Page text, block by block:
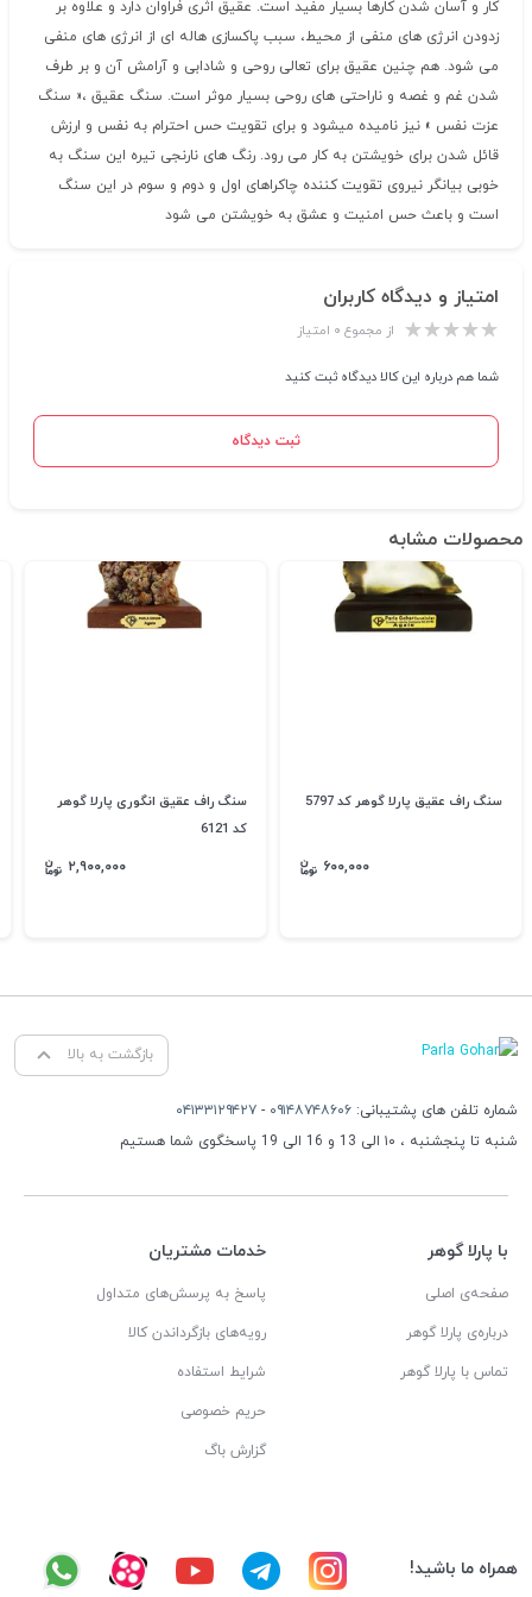
کار و آسان شدن کارها بسیار مفید است. عقیق اثری فراوان دارد و علاوه بر
زدودن انرژی های منفی از محیط، سبب پاکسازی هاله ای از انرژی های منفی
می شود. هم چنین عقیق برای تعالی روحی و شادابی و آرامش آن و بر طرف
شدن غم و غصه و ناراحتی های روحی بسیار موثر است. سنگ عقیق ،« سنگ
عزت نفس » نیز نامیده میشود و برای تقویت حس احترام به نفس و ارزش
قائل شدن برای خویشتن به کار می رود. رنگ های نارنجی تیره این سنگ به
خوبی بیانگر نیروی تقویت کننده چاکراهای اول و دوم و سوم در این سنگ
است و باعث حس امنیت و عشق به خویشتن می شود
امتیاز و دیدگاه کاربران
از مجموع ۰ امتیاز
شما هم درباره این کالا دیدگاه ثبت کنید
ثبت دیدگاه
محصولات مشابه
سنگ راف عقیق پارلا گوهر کد 5797
۶۰۰,۰۰۰
سنگ راف عقیق انگوری پارلا گوهر
کد 6121
۲,۹۰۰,۰۰۰
بازگشت به بالا
شماره تلفن های پشتیبانی: ۰۹۱۴۸۷۴۸۶۰۶ - ۰۴۱۳۳۱۲۹۴۲۷
شنبه تا پنجشنبه ، ۱۰ الی 13 و 16 الی 19 پاسخگوی شما هستیم
با پارلا گوهر
صفحه‌ی اصلی
درباره‌ی پارلا گوهر
تماس با پارلا گوهر
خدمات مشتریان
پاسخ به پرسش‌های متداول
رویه‌های بازگرداندن کالا
شرایط استفاده
حریم خصوصی
گزارش باگ
همراه ما باشید!